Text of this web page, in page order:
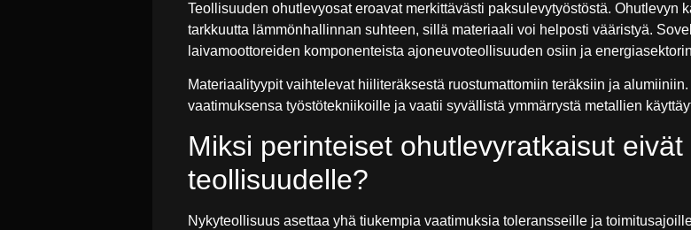
Teollisuuden ohutlevyosat eroavat merkittävästi paksulevytyöstöstä. Ohutlevyn
tarkkuutta lämmönhallinnan suhteen, sillä materiaali voi helposti vääristyä.
laivamoottoreiden komponenteista ajoneuvoteollisuuden osiin ja
Materiaalityypit vaihtelevat hiiliteräksestä ruostumattomiin teräksiin ja
vaatimuksensa työstötekniikoille ja vaatii syvällistä ymmärrystä metallien
Miksi perinteiset ohutlevyratkaisut
teollisuudelle?
Nykyteollisuus asettaa yhä tiukempia vaatimuksia toleransseille ja